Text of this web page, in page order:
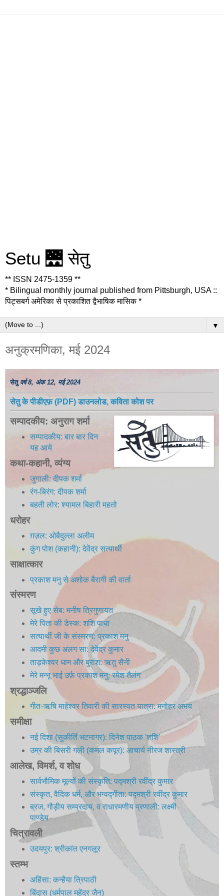
Setu 🌉 सेतु
** ISSN 2475-1359 **
* Bilingual monthly journal published from Pittsburgh, USA ::
पिट्सबर्ग अमेरिका से प्रकाशित द्वैभाषिक मासिक *
▼
अनुक्रमणिका, मई 2024
सेतु वर्ष 8, अंक 12, मई 2024
सेतु के पीडीएफ़ (PDF) डाउनलोड, कविता कोश पर
सम्पादकीय: अनुराग शर्मा
सम्पादकीय: बार बार दिन
यह आये
कथा-कहानी, व्यंग्य
जुगाली: दीपक शर्मा
रंग-बिरंग: दीपक शर्मा
बहती लोर: श्यामल बिहारी महतो
धरोहर
ग़ज़ल: ओबैदुल्ला अलीम
कुंग पोश (कहानी): देवेंद्र सत्यार्थी
साक्षात्कार
प्रकाश मनु से अशोक बैरागी की वार्ता
संस्मरण
सूखे हुए सेब: मनीष त्रिगुणायत
मेरे पिता की डेस्क: शशि पाधा
सत्यार्थी जी के संस्मरण: प्रकाश मनु
आदमी कुछ अलग सा: देवेंद्र कुमार
ताड़केश्वर धाम और बुरांश: ऋतु सैनी
मेरे मन्नू भाई उर्फ़ प्रकाश मनु: रमेश तैलंग
श्रद्धाञ्जलि
गीत-ऋषि माहेश्वर तिवारी की सारस्वत यात्रा: मनोहर अभय
समीक्षा
नई दिशा (सुकीर्ति भटनागर): दिनेश पाठक 'शशि'
उम्र की बिसरी गली (कमल कपूर): आचार्य नीरज शास्त्री
आलेख, विमर्श, व शोध
सार्वभौमिक मूल्यों की संस्कृति: पद्मश्री रवींद्र कुमार
संस्कृत, वैदिक धर्म, और भग्वद्गीता: पद्मश्री रवींद्र कुमार
ब्रज, गौड़ीय सम्प्रदाय, व राधारमणीय प्रणाली: लक्ष्मी
पाण्डेय
चित्रावली
उदयपुर: श्रीकांत एनगलूर
स्तम्भ
अहिंसा: कन्हैया त्रिपाठी
बिंदास (धर्मपाल महेंद्र जैन)